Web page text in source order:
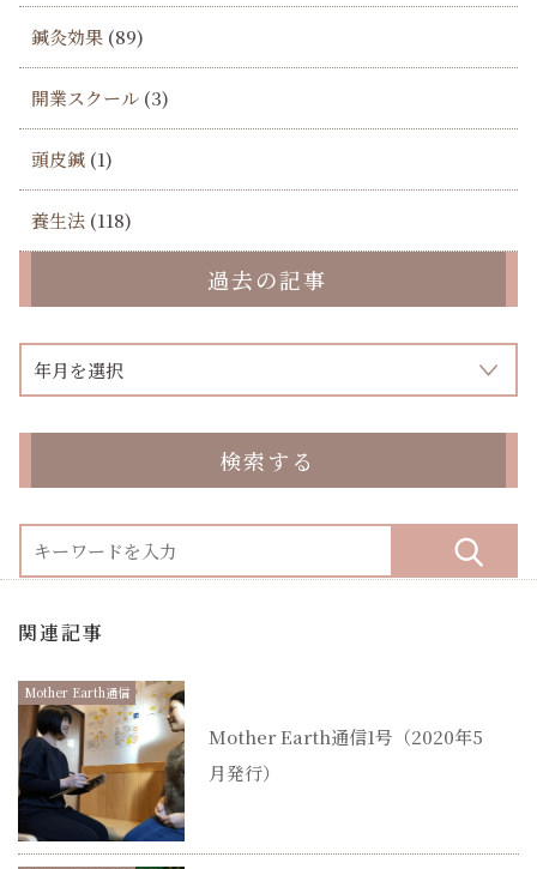
鍼灸効果 (89)
開業スクール (3)
頭皮鍼 (1)
養生法 (118)
過去の記事
検索する
関連記事
Mother Earth通信
Mother Earth通信1号（2020年5
月発行）